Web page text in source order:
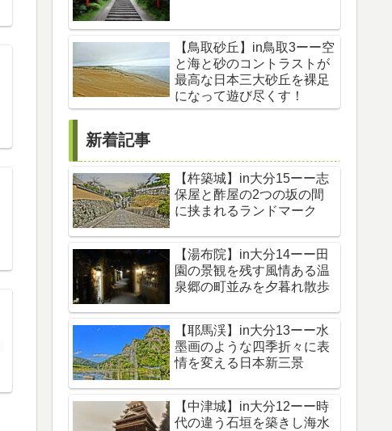
【鳥取砂丘】in鳥取3ーー空
と海と砂のコントラストが
最高な日本三大砂丘を裸足
になって遊び尽くす！
新着記事
【杵築城】in大分15ーー志
保屋と酢屋の2つの坂の間
に挟まれるランドマーク
【湯布院】in大分14ーー田
園の景観を残す風情ある温
泉郷の町並みを夕暮れ散歩
【耶馬渓】in大分13ーー水
墨画のような四季折々に表
情を変える日本新三景
【中津城】in大分12ーー時
代の違う石垣を築きし海水